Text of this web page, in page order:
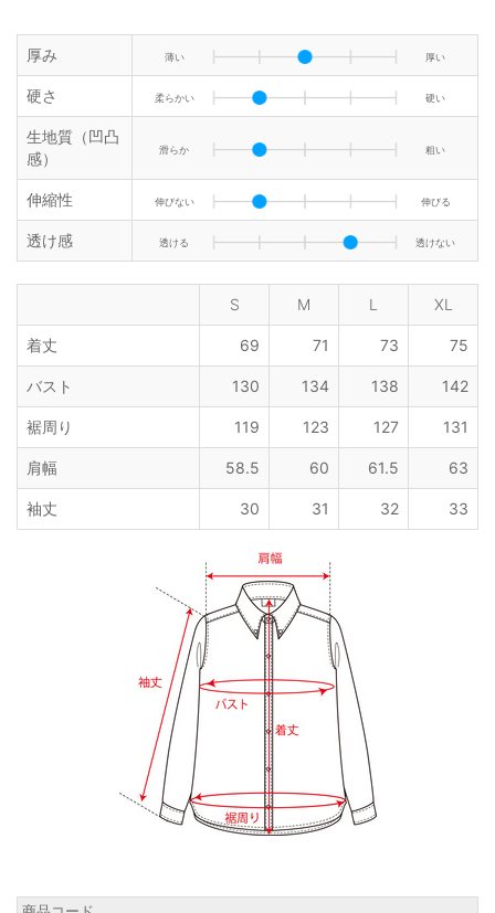
厚み 薄い 厚い
硬さ 柔らかい 硬い
生地質（凹凸
感）
滑らか 粗い
伸縮性 伸びない 伸びる
透け感 透ける 透けない
S M L XL
着丈 69 71 73 75
バスト 130 134 138 142
裾周り 119 123 127 131
肩幅 58.5 60 61.5 63
袖丈 30 31 32 33